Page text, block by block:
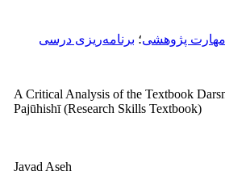
مهارت‌ پژوهشی؛ برنامه‌ریزی درسی
A Critical Analysis of the Textbook
Pajūhishī (Research Skills Textbook)
Javad Aseh